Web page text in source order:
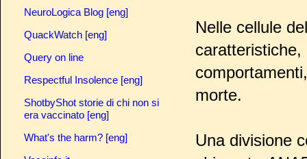
Nelle cellule
morte.
Una divisione
NeuroLogica Blog [eng]
QuackWatch [eng]
Query on line
Respectful Insolence [eng]
ShotbyShot storie di chi non si
era vaccinato [eng]
What's the harm? [eng]